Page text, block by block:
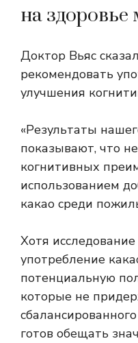
на здоровье
Доктор Вьяс
рекомендовать
улучшения
«Результаты
показывают, что
когнитивных
использованием
какао среди
Хотя
употребление
потенциальную
которые не
готов обещать